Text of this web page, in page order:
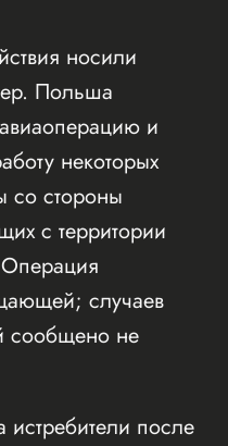
носили
Польша
и
некоторых
со стороны
с территории
случаев
сообщено не
после